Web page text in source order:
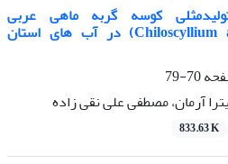
کوسه گربه ماهی عربی
(Chiloscyllium arabicum, Gubanov, 1980) در آب های استان
70-79
آرمان، مصطفی علی نقی زاده
833.63 K